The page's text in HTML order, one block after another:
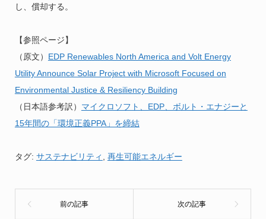
し、償却する。
【参照ページ】
（原文） EDP Renewables North America and Volt Energy
Utility Announce Solar Project with Microsoft Focused on
Environmental Justice & Resiliency Building
（日本語参考訳） マイクロソフト、EDP、ボルト・エナジーと
15年間の「環境正義PPA」を締結
タグ: サステナビリティ 再生可能エネルギー